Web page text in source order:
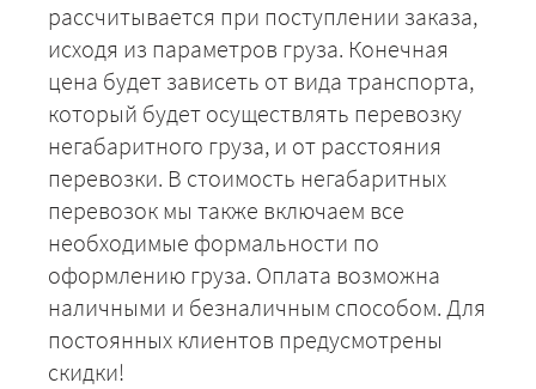
рассчитывается при поступлении заказа,
исходя из параметров груза. Конечная
цена будет зависеть от вида транспорта,
который будет осуществлять перевозку
негабаритного груза, и от расстояния
перевозки. В стоимость негабаритных
перевозок мы также включаем все
необходимые формальности по
оформлению груза. Оплата возможна
наличными и безналичным способом. Для
постоянных клиентов предусмотрены
скидки!